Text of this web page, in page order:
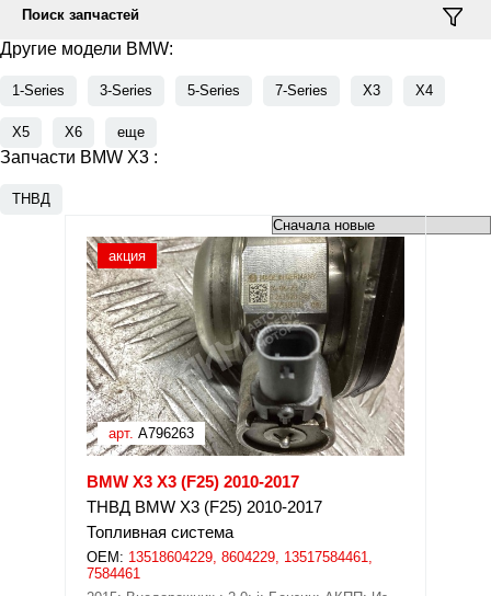
Поиск запчастей
Другие модели BMW:
1-Series 3-Series 5-Series 7-Series X3 X4
X5 X6 еще
Запчасти BMW X3 :
ТНВД
акция
арт. A796263
BMW X3 X3 (F25) 2010-2017
ТНВД BMW X3 (F25) 2010-2017
Топливная система
OEM: 13518604229, 8604229, 13517584461,
7584461